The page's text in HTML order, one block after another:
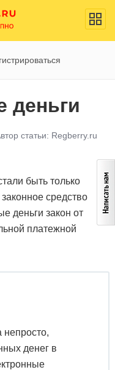
деньги
статьи: Regberry.ru
быть только
средство
деньги закон от
платежной
непросто,
денег в